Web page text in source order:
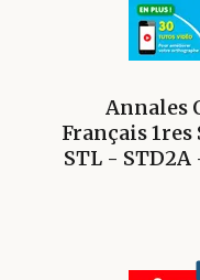
Annales
Français
STL -